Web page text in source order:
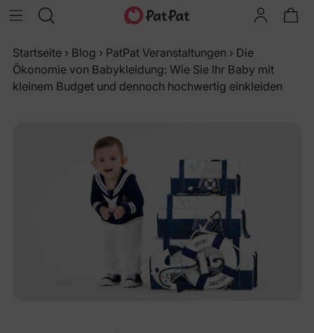
Startseite › Blog › PatPat Veranstaltungen › Die
Ökonomie von Babykleidung: Wie Sie Ihr Baby mit
kleinem Budget und dennoch hochwertig einkleiden